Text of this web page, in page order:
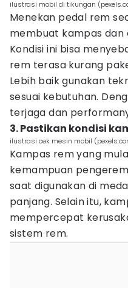
ilustrasi mobil di tikungan
Menekan pedal rem
membuat kampas
Kondisi ini bisa
rem terasa kurang
Lebih baik gunakan
sesuai kebutuhan.
terjaga dan
3. Pastikan kondisi
ilustrasi cek mesin mobil
Kampas rem yang
kemampuan
saat digunakan di
panjang. Selain itu,
mempercepat
sistem rem.